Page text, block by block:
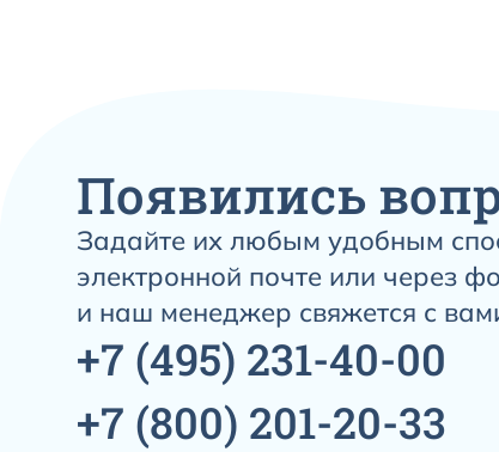
Появились
Задайте их любым удобным
электронной почте или через
и наш менеджер свяжется с
+7 (495) 231-40-00
+7 (800) 201-20-33